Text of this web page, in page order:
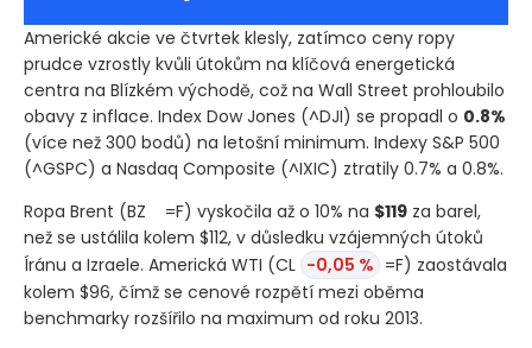
Americké akcie ve čtvrtek klesly, zatímco ceny ropy
prudce vzrostly kvůli útokům na klíčová energetická
centra na Blízkém východě, což na Wall Street prohloubilo
obavy z inflace. Index Dow Jones (^DJI) se propadl o 0.8%
(více než 300 bodů) na letošní minimum. Indexy S&P 500
(^GSPC) a Nasdaq Composite (^IXIC) ztratily 0.7% a 0.8%.
Ropa Brent (BZ =F) vyskočila až o 10% na $119 za barel,
než se ustálila kolem $112, v důsledku vzájemných útoků
Íránu a Izraele. Americká WTI (CL -0,05 % =F) zaostávala
kolem $96, čímž se cenové rozpětí mezi oběma
benchmarky rozšířilo na maximum od roku 2013.